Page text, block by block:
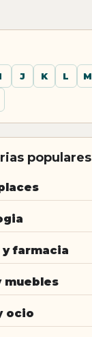
I J K L M
populares
y farmacia
muebles
ocio